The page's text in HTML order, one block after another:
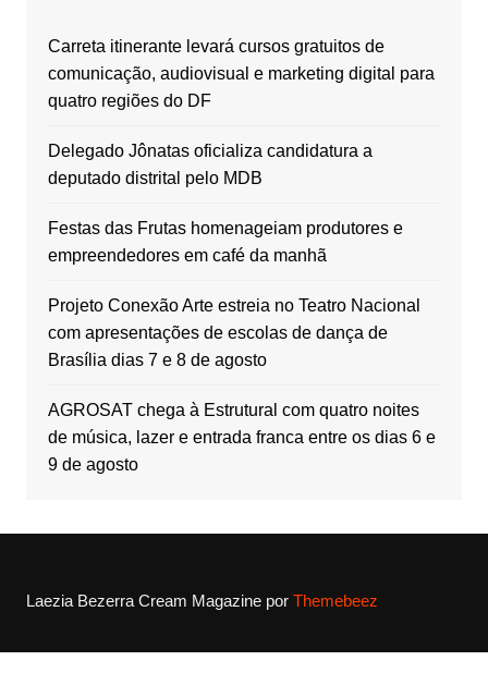
Carreta itinerante levará cursos gratuitos de
comunicação, audiovisual e marketing digital para
quatro regiões do DF
Delegado Jônatas oficializa candidatura a
deputado distrital pelo MDB
Festas das Frutas homenageiam produtores e
empreendedores em café da manhã
Projeto Conexão Arte estreia no Teatro Nacional
com apresentações de escolas de dança de
Brasília dias 7 e 8 de agosto
AGROSAT chega à Estrutural com quatro noites
de música, lazer e entrada franca entre os dias 6 e
9 de agosto
Laezia BezerraCream Magazine por Themebeez